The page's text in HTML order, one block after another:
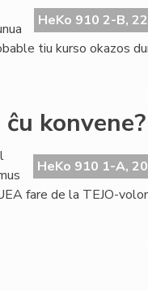
HeKo 910 2-B,
tiu kurso okazos
konvene?
HeKo 910 1-A,
fare de la TEJO-